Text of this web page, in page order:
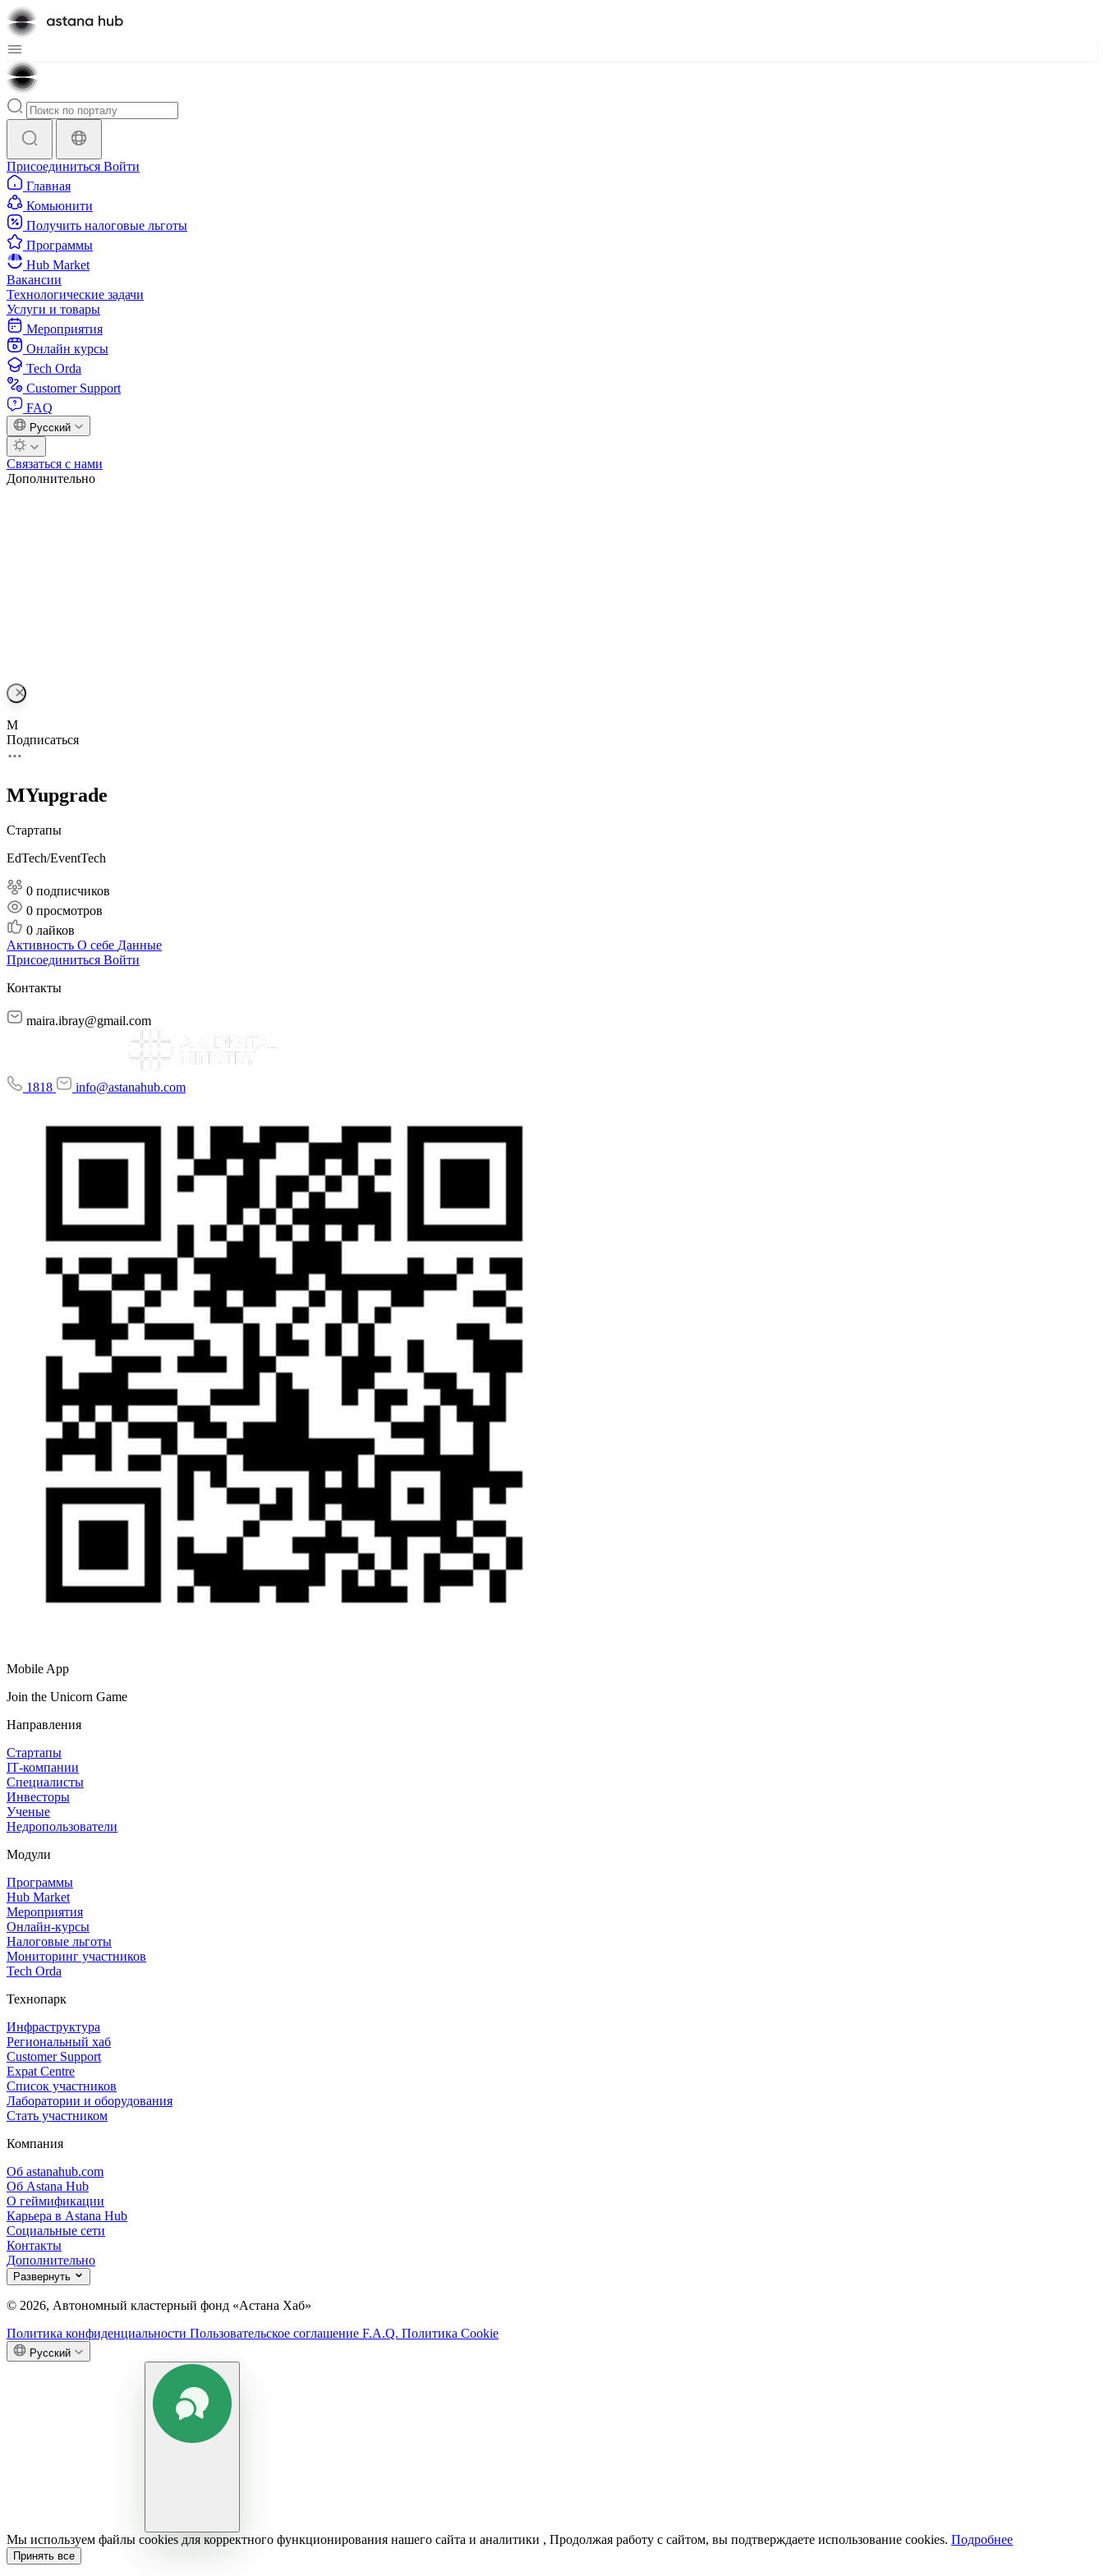
Присоединиться Войти
Главная
Комьюнити
Получить налоговые льготы
Программы
Hub Market
Вакансии
Технологические задачи
Услуги и товары
Мероприятия
Онлайн курсы
Tech Orda
Customer Support
FAQ
Русский
Связаться с нами
Дополнительно
M
Подписаться
MYupgrade
Стартапы
EdTech/EventTech
0 подписчиков
0 просмотров
0 лайков
Активность О себе Данные
Присоединиться Войти
Контакты
maira.ibray@gmail.com
1818 info@astanahub.com
Mobile App
Join the Unicorn Game
Направления
Стартапы
IT‑компании
Специалисты
Инвесторы
Ученые
Недропользователи
Модули
Программы
Hub Market
Мероприятия
Онлайн‑курсы
Налоговые льготы
Мониторинг участников
Tech Orda
Технопарк
Инфраструктура
Региональный хаб
Customer Support
Expat Centre
Список участников
Лаборатории и оборудования
Стать участником
Компания
Об astanahub.com
Об Astana Hub
О геймификации
Карьера в Astana Hub
Социальные сети
Контакты
Дополнительно
Развернуть
© 2026, Автономный кластерный фонд «Астана Хаб»
Политика конфиденциальности Пользовательское соглашение F.A.Q. Политика Cookie
Русский
Мы используем файлы cookies для корректного функционирования нашего сайта и аналитики , Продолжая работу с сайтом, вы подтверждаете использование cookies. Подробнее
Принять все